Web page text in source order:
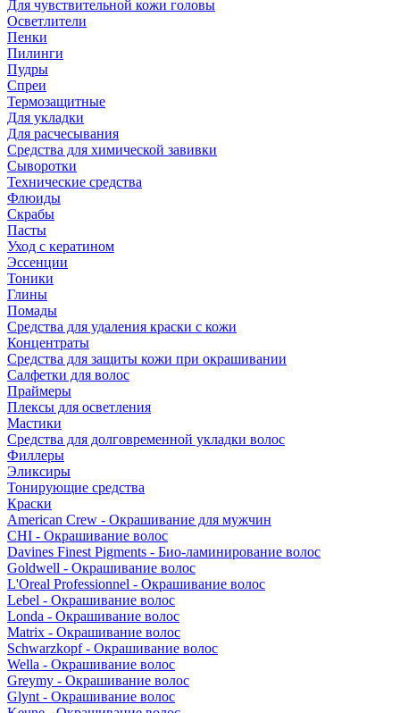
Для чувствительной кожи головы
Осветлители
Пенки
Пилинги
Пудры
Спреи
Термозащитные
Для укладки
Для расчесывания
Средства для химической завивки
Сыворотки
Технические средства
Флюиды
Скрабы
Пасты
Уход с кератином
Эссенции
Тоники
Глины
Помады
Средства для удаления краски с кожи
Концентраты
Средства для защиты кожи при окрашивании
Салфетки для волос
Праймеры
Плексы для осветления
Мастики
Средства для долговременной укладки волос
Филлеры
Эликсиры
Тонирующие средства
Краски
American Crew - Окрашивание для мужчин
CHI - Окрашивание волос
Davines Finest Pigments - Био-ламинирование волос
Goldwell - Окрашивание волос
L'Oreal Professionnel - Окрашивание волос
Lebel - Окрашивание волос
Londa - Окрашивание волос
Matrix - Окрашивание волос
Schwarzkopf - Окрашивание волос
Wella - Окрашивание волос
Greymy - Окрашивание волос
Glynt - Окрашивание волос